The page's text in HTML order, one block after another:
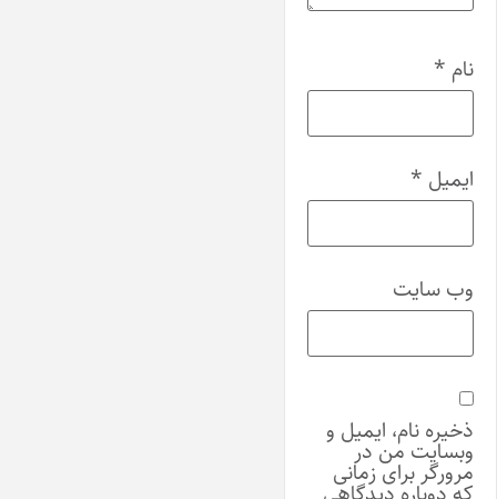
نام *
ایمیل *
وب‌ سایت
ذخیره نام، ایمیل و
وبسایت من در
مرورگر برای زمانی